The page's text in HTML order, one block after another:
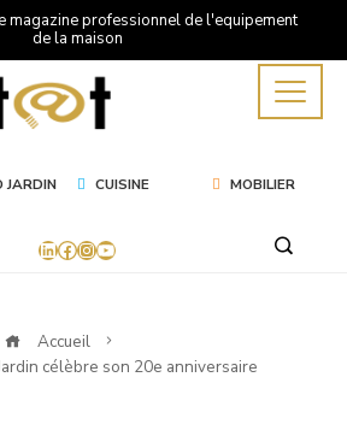
magazine professionnel de l'equipement
de la maison
JARDIN CUISINE MOBILIER
LinkedIn
Facebook
Instagram
YouTube
Accueil
célèbre son 20e anniversaire